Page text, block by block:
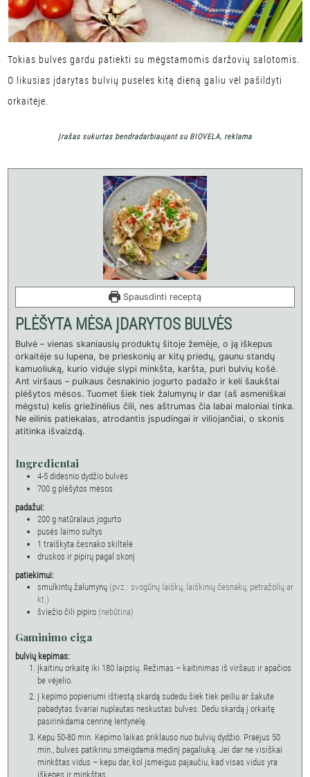
Tokias bulves gardu patiekti su mėgstamomis daržovių salotomis.
O likusias įdarytas bulvių puseles kitą dieną galiu vėl pašildyti
orkaitėje.
Įrašas sukurtas bendradarbiaujant su BIOVELA, reklama
Spausdinti receptą
PLĖŠYTA MĖSA ĮDARYTOS BULVĖS
Bulvė – vienas skaniausių produktų šitoje žemėje, o ją iškepus
orkaitėje su lupena, be prieskonių ar kitų priedų, gaunu standų
kamuoliuką, kurio viduje slypi minkšta, karšta, puri bulvių košė.
Ant viršaus – puikaus česnakinio jogurto padažo ir keli šaukštai
plėšytos mėsos. Tuomet šiek tiek žalumynų ir dar (aš asmeniškai
mėgstu) kelis griežinėlius čili, nes aštrumas čia labai maloniai tinka.
Ne eilinis patiekalas, atrodantis įspudingai ir viliojančiai, o skonis
atitinka išvaizdą.
Ingredientai
4-5 didesnio dydžio bulvės
700 g plėšytos mėsos
padažui:
200 g natūralaus jogurto
pusės laimo sultys
1 traiškyta česnako skiltelė
druskos ir pipirų pagal skonį
patiekimui:
smulkintų žalumynų (pvz.: svogūnų laiškų, laiškinių česnakų, petražolių ar
kt.)
šviežio čili pipiro (nebūtina)
Gaminimo eiga
bulvių kepimas:
Įkaitinu orkaitę iki 180 laipsių. Režimas – kaitinimas iš viršaus ir apačios
be vėjelio.
Į kepimo popieriumi ištiestą skardą sudedu šiek tiek peiliu ar šakute
pabadytas švariai nuplautas neskustas bulves. Dedu skardą į orkaitę
pasirinkdama cenrinę lentynėlę.
Kepu 50-80 min. Kepimo laikas priklauso nuo bulvių dydžio. Praėjus 50
min., bulves patikrinu smeigdama medinį pagaliuką. Jei dar ne visiškai
minkštas vidus – kepu dar, kol įsmeigus pajaučiu, kad visas vidus yra
iškepęs ir minkštas.